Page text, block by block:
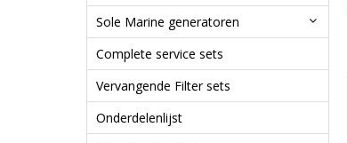
Sole Marine generatoren
Complete service sets
Vervangende Filter sets
Onderdelenlijst